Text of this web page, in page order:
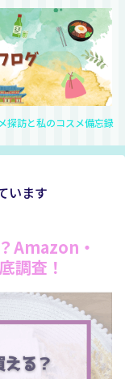
探訪と私のコスメ備忘録
います
Amazon・
調査！